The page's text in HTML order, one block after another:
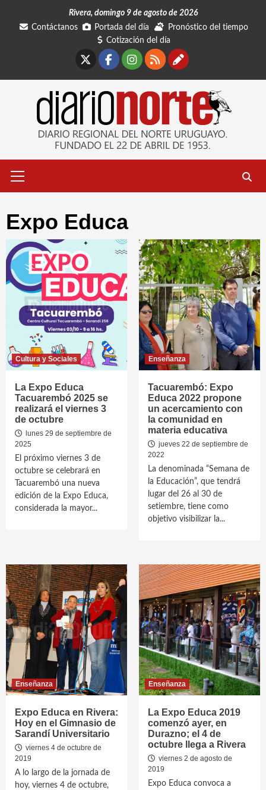
Rivera, domingo 9 de agosto de 2026
Contáctanos
Portada del día
Pronóstico del tiempo
Cotización del día
Facebook
Instagram
RSSContáctanos
primario
Expo Educa
Cultura y Sociales
La Expo Educa
Tacuarembó 2025 se
realizará el viernes 3
de octubre
lunes 29 de septiembre de
2025
El próximo viernes 3 de
octubre se celebrará en
Tacuarembó una nueva
edición de la Expo Educa,
considerada la mayor...
Enseñanza
Tacuarembó: Expo
Educa 2022 propone
un acercamiento con
la comunidad en
materia educativa
jueves 22 de septiembre de
2022
La denominada “Semana de
la Educación”, que tendrá
lugar del 26 al 30 de
setiembre, tiene como
objetivo visibilizar la...
Enseñanza
Expo Educa en Rivera:
Hoy en el Gimnasio de
Sarandí Universitario
viernes 4 de octubre de
2019
A lo largo de la jornada de
hoy, viernes 4 de octubre,
Enseñanza
La Expo Educa 2019
comenzó ayer, en
Durazno; el 4 de
octubre llega a Rivera
viernes 2 de agosto de
2019
Expo Educa convoca a